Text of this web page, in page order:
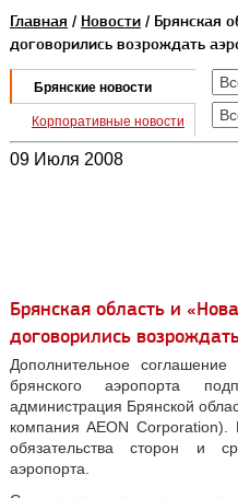
Главная / Новости/ Брянская
договорились возрождать
Брянские новости
Корпоративные новости
09 Июля 2008
Брянская область и
договорились
Дополнительное
брянского аэропорта
администрация Брянской
компания AEON Corporation).
обязательства сторон и
аэропорта.